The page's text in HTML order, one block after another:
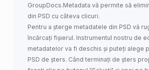
GroupDocs.Metadata vă permite să
din PSD cu câteva clicuri.
Pentru a șterge metadatele din PSD vă
încărcați fișierul. Instrumentul nostru de
metadatelor va fi deschis și puteți alege
PSD de șters. Când terminați de șters